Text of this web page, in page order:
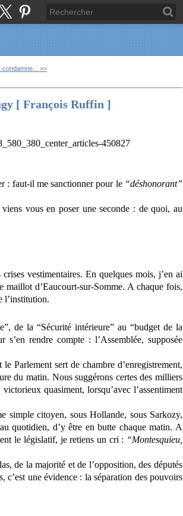
condamne... >>
[ François Ruffin ]
: faut-il me sanctionner pour le “déshonorant”
vous en poser une seconde : de quoi, au
vestimentaires. En quelques mois, j’en ai
d’Eaucourt-sur-Somme. A chaque fois,
l’institution.
de la “Sécurité intérieure” au “budget de la
rendre compte : l’Assemblée, supposée
Parlement sert de chambre d’enregistrement,
du matin. Nous suggérons certes des milliers
quasiment, lorsqu’avec l’assentiment
simple citoyen, sous Hollande, sous Sarkozy,
quotidien, d’y être en butte chaque matin. A
le législatif, je retiens un cri : “Montesquieu,
de la majorité et de l’opposition, des députés
c’est une évidence : la séparation des pouvoirs